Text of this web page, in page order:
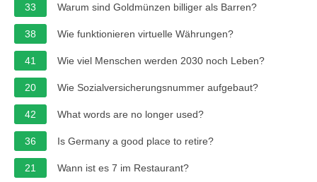
33 Warum sind Goldmünzen billiger als Barren?
38 Wie funktionieren virtuelle Währungen?
41 Wie viel Menschen werden 2030 noch Leben?
20 Wie Sozialversicherungsnummer aufgebaut?
42 What words are no longer used?
36 Is Germany a good place to retire?
21 Wann ist es 7 im Restaurant?